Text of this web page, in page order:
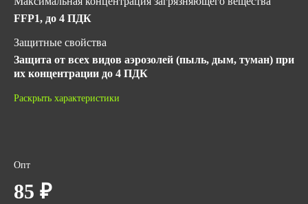
FFP1, до 4 ПДК
Защитные свойства
Защита от всех видов аэрозолей (пыль, дым, туман) при
их концентрации до 4 ПДК
Материал
ТУ 32.50.50-034-44234511-2022 (для медицинских
респираторов)
ГОСТ 12.4.294-2015
Раскрыть характеристики
Опт
85 ₽